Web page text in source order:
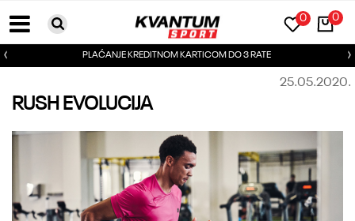
0
0
PLAĆANJE KREDITNOM KARTICOM DO 3 RATE
25.05.2020.
RUSH EVOLUCIJA